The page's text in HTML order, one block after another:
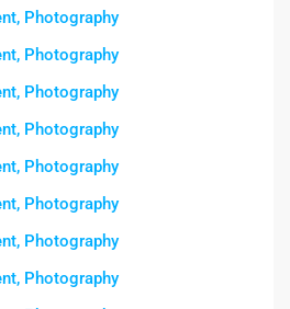
Photography
Photography
Photography
Photography
Photography
Photography
Photography
Photography